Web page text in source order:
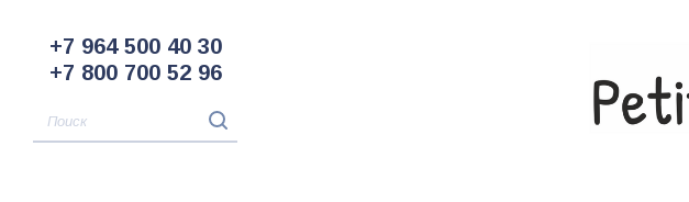
+7 964 500 40 30
+7 800 700 52 96